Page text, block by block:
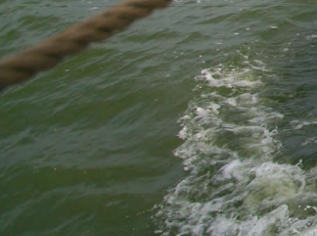
Hauptsaison
Nebensaison
Vor dem 05.05. und
nach dem 27.09.
Sa 10.00 - Fr1500 oder Mo 10.00 - So 15.00
€6800,- 10% ab
Wochenende
€3570,- 10% ab
€4890,- 10% ab